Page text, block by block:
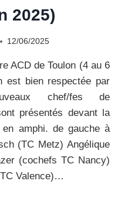
2025)
12/06/2025
ACD de Toulon (4 au 6
est bien respectée par
chef/fes de
présentés devant la
amphi. de gauche à
(TC Metz) Angélique
(cochefs TC Nancy)
Valence)…